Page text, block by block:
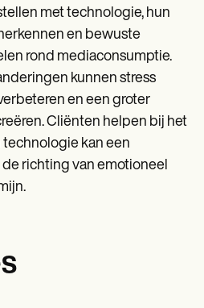
met technologie, hun
en bewuste
rond mediaconsumptie.
kunnen stress
en een groter
Cliënten helpen bij het
kan een
richting van emotioneel